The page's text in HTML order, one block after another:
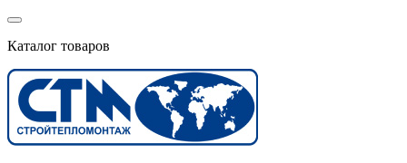
Каталог товаров